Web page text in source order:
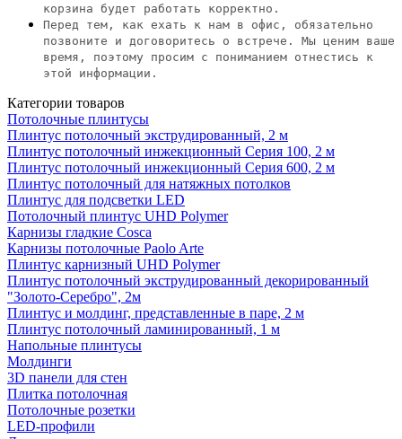
корзина будет работать корректно.
Перед тем, как ехать к нам в офис, обязательно
позвоните и договоритесь о встрече. Мы ценим ваше
время, поэтому просим с пониманием отнестись к
этой информации.
Категории товаров
Потолочные плинтусы
Плинтус потолочный экструдированный, 2 м
Плинтус потолочный инжекционный Серия 100, 2 м
Плинтус потолочный инжекционный Серия 600, 2 м
Плинтус потолочный для натяжных потолков
Плинтус для подсветки LED
Потолочный плинтус UHD Polymer
Карнизы гладкие Cosca
Карнизы потолочные Paolo Arte
Плинтус карнизный UHD Polymer
Плинтус потолочный экструдированный декорированный
"Золото-Серебро", 2м
Плинтус и молдинг, представленные в паре, 2 м
Плинтус потолочный ламинированный, 1 м
Напольные плинтусы
Молдинги
3D панели для стен
Плитка потолочная
Потолочные розетки
LED-профили